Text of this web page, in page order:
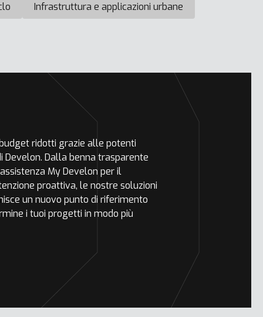
Infrastruttura e applicazioni urbane
ridotti grazie alle potenti
Dalla benna trasparente
My Develon per il
proattiva, le nostre soluzioni
un nuovo punto di riferimento
i tuoi progetti in modo più